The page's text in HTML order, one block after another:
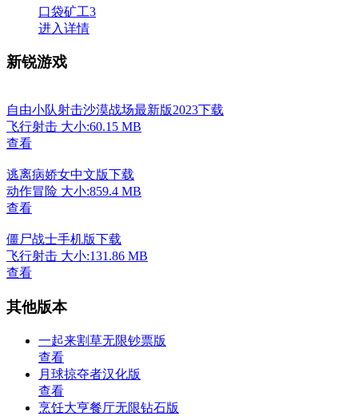
口袋矿工3
进入详情
新锐游戏
自由小队射击沙漠战场最新版2023下载
飞行射击 大小:60.15 MB
查看
逃离病娇女中文版下载
动作冒险 大小:859.4 MB
查看
僵尸战士手机版下载
飞行射击 大小:131.86 MB
查看
其他版本
一起来割草无限钞票版
查看
月球掠夺者汉化版
查看
烹饪大亨餐厅无限钻石版